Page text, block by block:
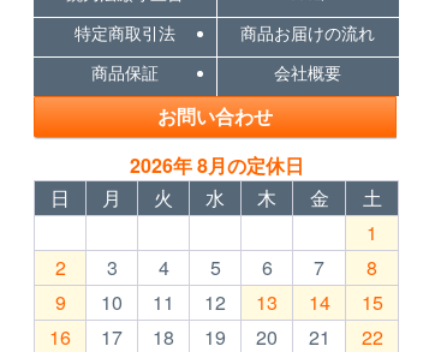
特定商取引法
商品お届けの流れ
商品保証
会社概要
お問い合わせ
2026年 8月の定休日
日
月 火 水 木 金
土
1
2
3 4 5 6 7
8
9
10 11 12 13 14
15
16
17 18 19 20 21
22